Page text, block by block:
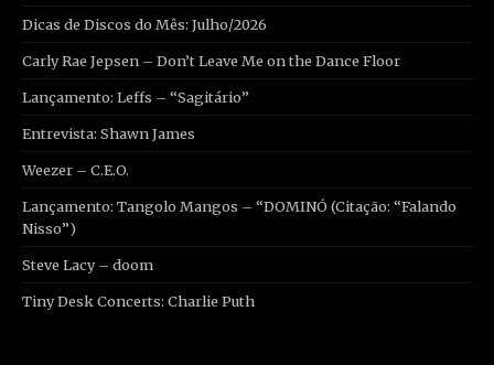
Dicas de Discos do Mês: Julho/2026
Carly Rae Jepsen – Don’t Leave Me on the Dance Floor
Lançamento: Leffs – “Sagitário”
Entrevista: Shawn James
Weezer – C.E.O.
Lançamento: Tangolo Mangos – “DOMINÓ (Citação: “Falando
Nisso”)
Steve Lacy – doom
Tiny Desk Concerts: Charlie Puth